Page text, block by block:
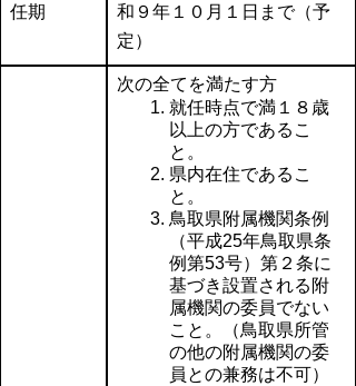
任期
和９年１０月１日まで（予
定）
次の全てを満たす方
就任時点で満１８歳
以上の方であるこ
と。
県内在住であるこ
と。
鳥取県附属機関条例
（平成25年鳥取県条
例第53号）第２条に
基づき設置される附
属機関の委員でない
こと。（鳥取県所管
の他の附属機関の委
員との兼務は不可）